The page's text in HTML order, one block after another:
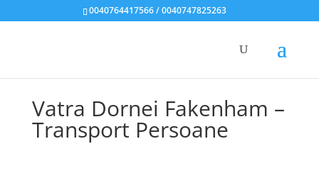
0040764417566 / 0040747825263
Vatra Dornei Fakenham –
Transport Persoane